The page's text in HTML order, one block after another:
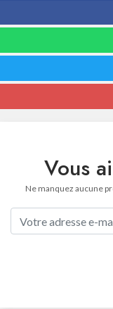
Vous
Ne manquez aucune